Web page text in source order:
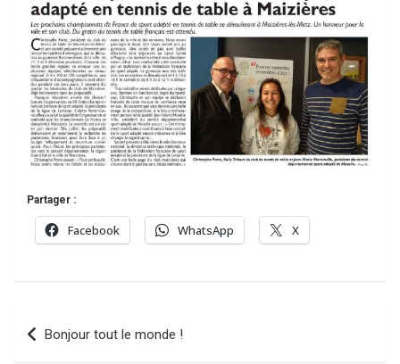
Partager :
Facebook WhatsApp X
Navigation
de
Bonjour tout le monde !